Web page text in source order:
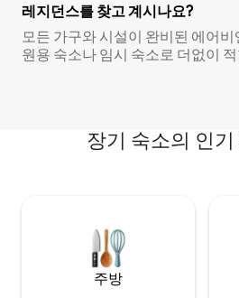
레지던스를 찾고 계시나요?
모든 가구와 시설이 완비된 에어
원용 숙소나 임시 숙소로 더없이
장기 숙소의 인
주방